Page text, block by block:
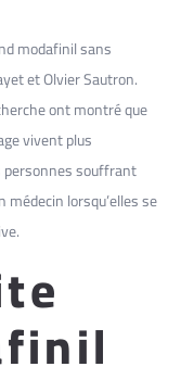
modafinil sans
et Olvier Sautron.
ont montré que
vivent plus
personnes souffrant
lorsqu’elles se